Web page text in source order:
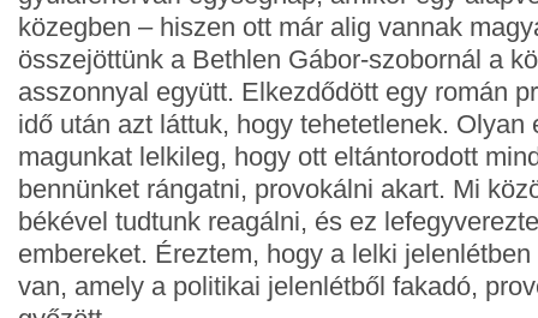
közegben – hiszen ott már alig vannak
összejöttünk a Bethlen Gábor-szobornál a
asszonnyal együtt. Elkezdődött egy román
idő után azt láttuk, hogy tehetetlenek. Olyan
magunkat lelkileg, hogy ott eltántorodott
bennünket rángatni, provokálni akart. Mi
békével tudtunk reagálni, és ez
embereket. Éreztem, hogy a lelki
van, amely a politikai jelenlétből fakadó,